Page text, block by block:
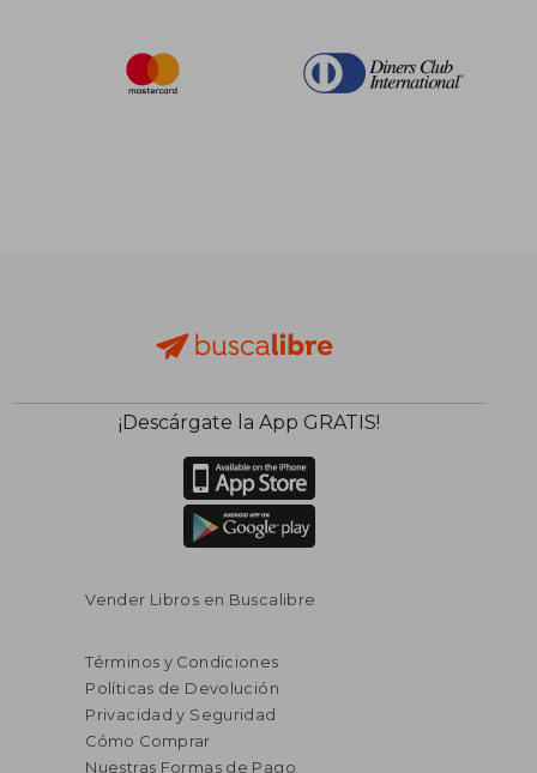
¡Descárgate la App GRATIS!
Vender Libros en Buscalibre
Términos y Condiciones
Políticas de Devolución
Privacidad y Seguridad
Cómo Comprar
Nuestras Formas de Pago